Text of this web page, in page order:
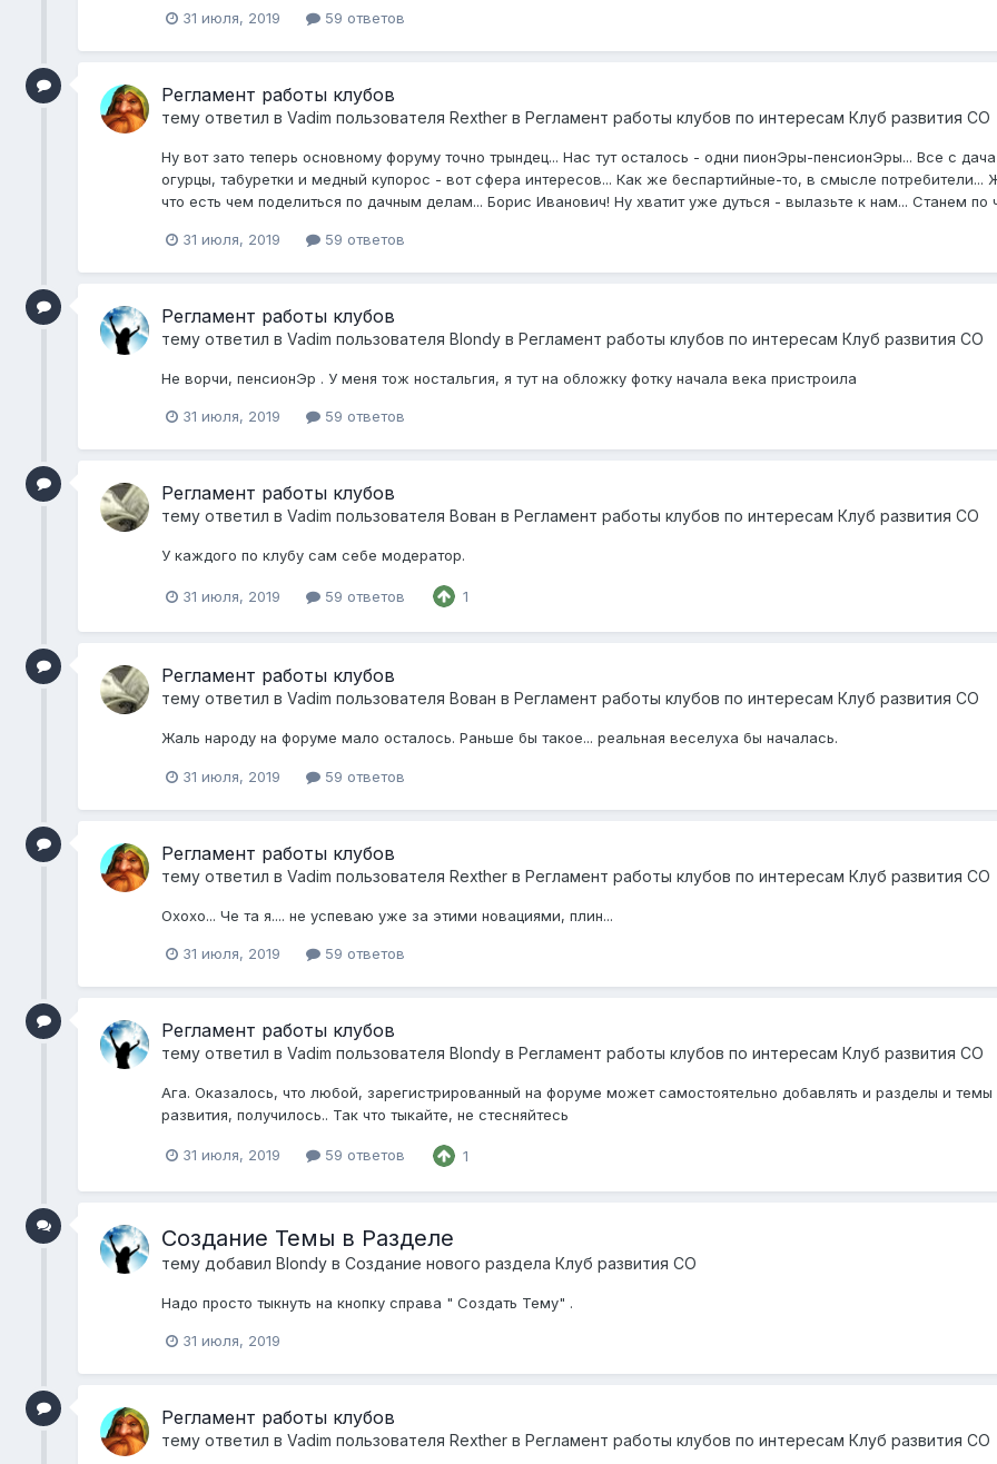
31 июля, 2019 59 ответов
Регламент работы клубов
тему ответил в Vadim пользователя Rexther в Регламент работы клубов по интересам Клуб развития СО
Ну вот зато теперь основному форуму точно трындец... Нас тут осталось - одни пионЭры-пенсионЭры... Все с
огурцы, табуретки и медный купорос - вот сфера интересов... Как же беспартийные-то, в смысле
что есть чем поделиться по дачным делам... Борис Иванович! Ну хватит уже дуться - вылазьте к нам... Станем по
31 июля, 2019 59 ответов
Регламент работы клубов
тему ответил в Vadim пользователя Blondy в Регламент работы клубов по интересам Клуб развития СО
Не ворчи, пенсионЭр . У меня тож ностальгия, я тут на обложку фотку начала века пристроила
31 июля, 2019 59 ответов
Регламент работы клубов
тему ответил в Vadim пользователя Вован в Регламент работы клубов по интересам Клуб развития СО
У каждого по клубу сам себе модератор.
31 июля, 2019 59 ответов 1
Регламент работы клубов
тему ответил в Vadim пользователя Вован в Регламент работы клубов по интересам Клуб развития СО
Жаль народу на форуме мало осталось. Раньше бы такое... реальная веселуха бы началась.
31 июля, 2019 59 ответов
Регламент работы клубов
тему ответил в Vadim пользователя Rexther в Регламент работы клубов по интересам Клуб развития СО
Охохо... Че та я.... не успеваю уже за этими новациями, плин...
31 июля, 2019 59 ответов
Регламент работы клубов
тему ответил в Vadim пользователя Blondy в Регламент работы клубов по интересам Клуб развития СО
Ага. Оказалось, что любой, зарегистрированный на форуме может самостоятельно добавлять и разделы и
развития, получилось.. Так что тыкайте, не стесняйтесь
31 июля, 2019 59 ответов 1
Создание Темы в Разделе
тему добавил Blondy в Создание нового раздела Клуб развития СО
Надо просто тыкнуть на кнопку справа " Создать Тему" .
31 июля, 2019
Регламент работы клубов
тему ответил в Vadim пользователя Rexther в Регламент работы клубов по интересам Клуб развития СО